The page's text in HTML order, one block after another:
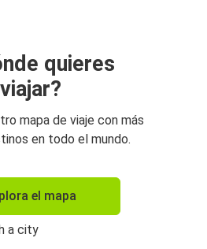
quieres
viajar?
mapa de viaje con más
en todo el mundo.
el mapa